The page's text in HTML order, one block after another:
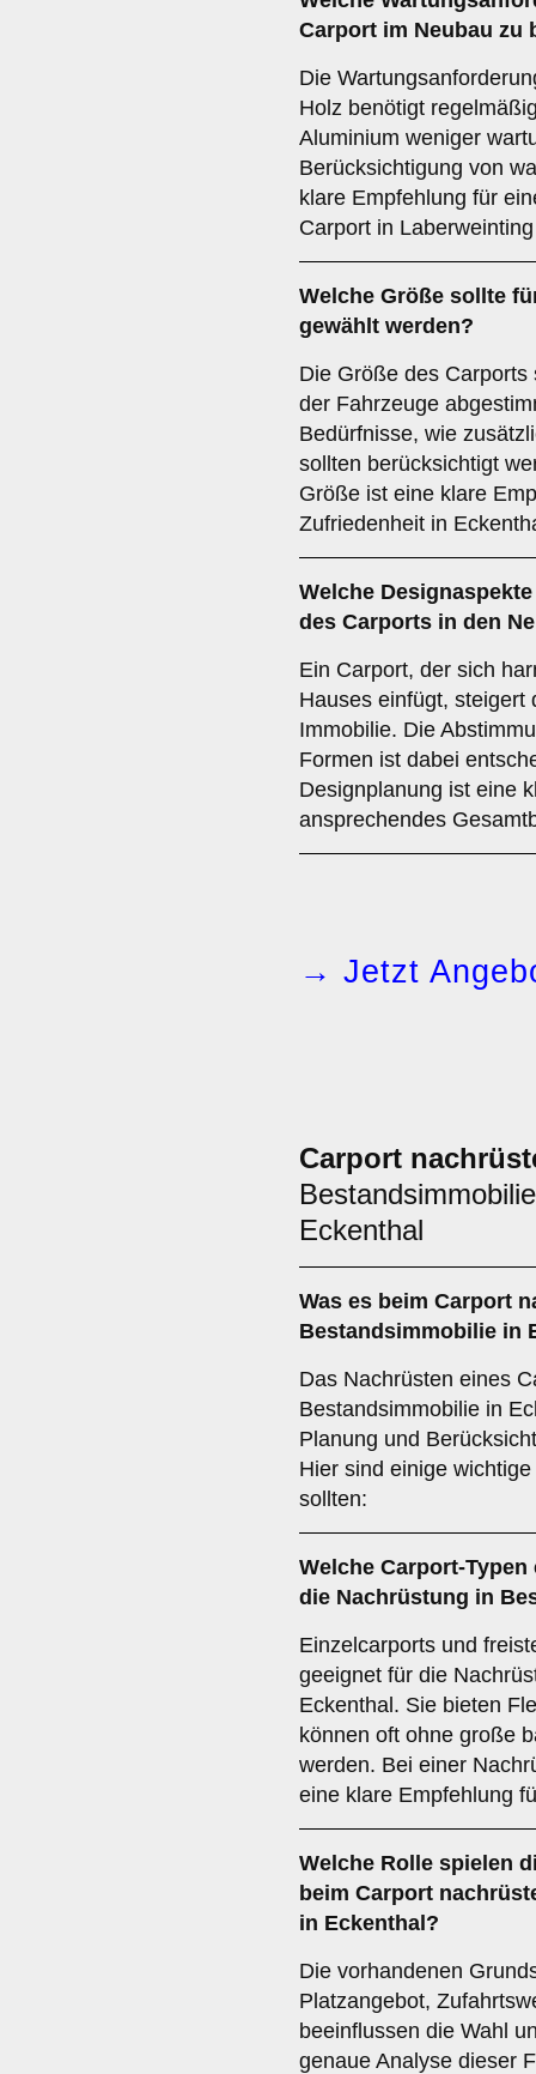
Carport im Neubau zu
Die
Holz benötigt
Aluminium weniger
Berücksichtigung von
klare Empfehlung für
Carport in
Welche Größe sollte
gewählt werden?
Die Größe des
der Fahrzeuge
Bedürfnisse, wie
sollten berücksichtigt
Größe ist eine klare
Zufriedenheit in
Welche Designaspekte
des Carports in den
Ein Carport, der sich
Hauses einfügt, steigert
Immobilie. Die
Formen ist dabei
Designplanung ist eine
ansprechendes
→ Jetzt
Carport
Eckenthal
Was es beim Carport
Bestandsimmobilie in
Das Nachrüsten eines
Bestandsimmobilie in
Planung und
Hier sind einige
sollten:
Welche Carport-Typen
die Nachrüstung in
Einzelcarports und
geeignet für die
Eckenthal. Sie bieten
können oft ohne große
werden. Bei einer
eine klare Empfehlung
Welche Rolle spielen
beim Carport
in Eckenthal?
Die vorhandenen
Platzangebot,
beeinflussen die Wahl
genaue Analyse dieser